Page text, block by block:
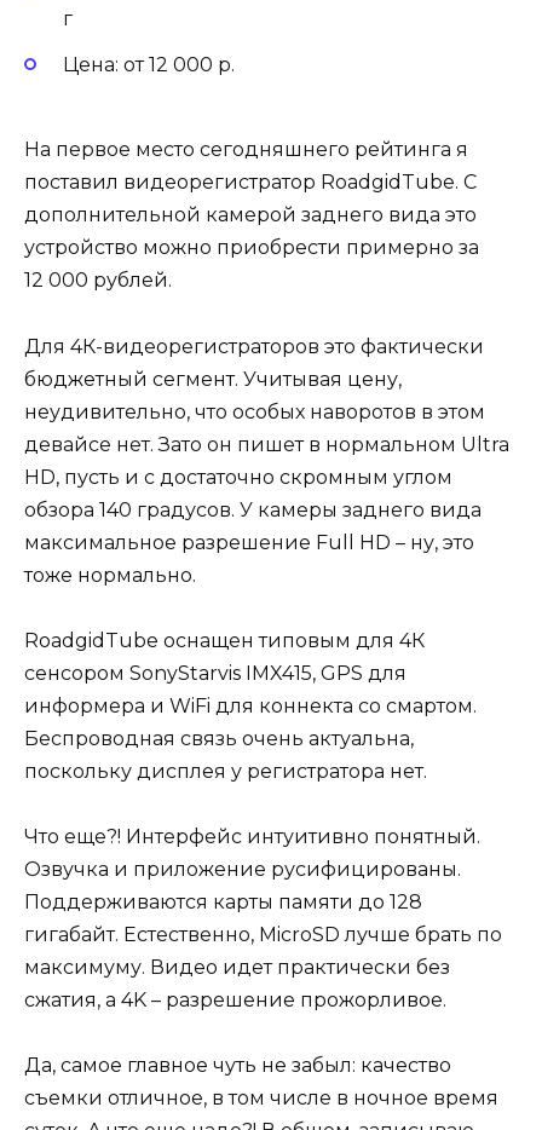
г
Цена: от 12 000 р.
На первое место сегодняшнего рейтинга я
поставил видеорегистратор RoadgidTube. С
дополнительной камерой заднего вида это
устройство можно приобрести примерно за
12 000 рублей.
Для 4К-видеорегистраторов это фактически
бюджетный сегмент. Учитывая цену,
неудивительно, что особых наворотов в этом
девайсе нет. Зато он пишет в нормальном Ultra
HD, пусть и с достаточно скромным углом
обзора 140 градусов. У камеры заднего вида
максимальное разрешение Full HD – ну, это
тоже нормально.
RoadgidTube оснащен типовым для 4К
сенсором SonyStarvis IMX415, GPS для
информера и WiFi для коннекта со смартом.
Беспроводная связь очень актуальна,
поскольку дисплея у регистратора нет.
Что еще?! Интерфейс интуитивно понятный.
Озвучка и приложение русифицированы.
Поддерживаются карты памяти до 128
гигабайт. Естественно, MicroSD лучше брать по
максимуму. Видео идет практически без
сжатия, а 4K – разрешение прожорливое.
Да, самое главное чуть не забыл: качество
съемки отличное, в том числе в ночное время